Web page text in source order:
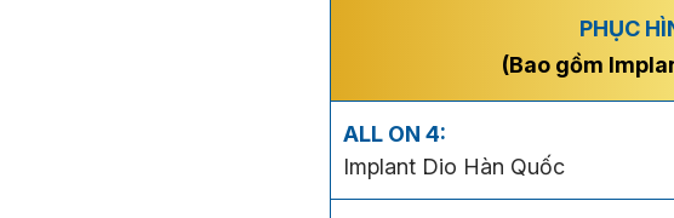
PHỤC
(Bao gồm
ALL ON 4:
Implant Dio Hàn Quốc